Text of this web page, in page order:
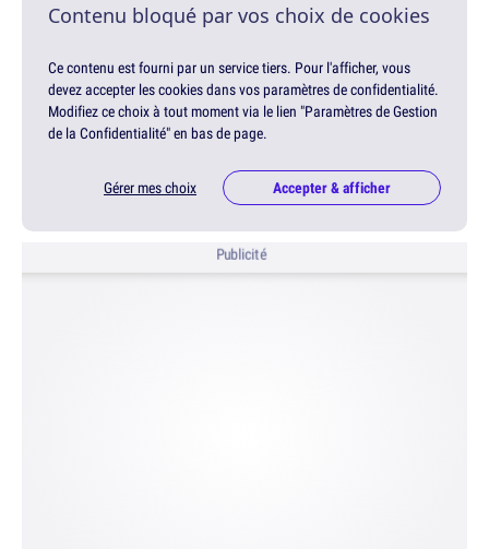
Contenu bloqué par vos choix de cookies
Ce contenu est fourni par un service tiers. Pour l'afficher, vous
devez accepter les cookies dans vos paramètres de confidentialité.
Modifiez ce choix à tout moment via le lien "Paramètres de Gestion
de la Confidentialité" en bas de page.
Gérer mes choix Accepter & afficher
Publicité